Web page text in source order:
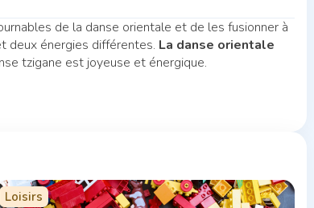
de la danse orientale et de les fusionner à
deux énergies différentes. La danse orientale
tzigane est joyeuse et énergique.
Loisirs